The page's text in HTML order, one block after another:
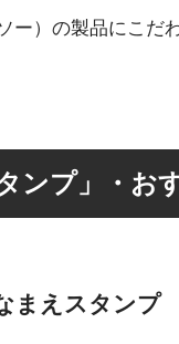
ー）の製品にこだ
ンプ」・お
まえスタンプ